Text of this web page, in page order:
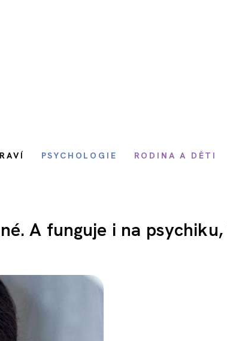
PSYCHOLOGIE RODINA A DĚTI
A funguje i na